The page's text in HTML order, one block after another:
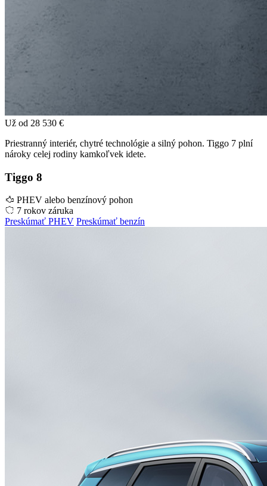
Už od 28 530 €
Priestranný interiér, chytré technológie a silný pohon. Tiggo 7 plní
nároky celej rodiny kamkoľvek idete.
Tiggo 8
PHEV alebo benzínový pohon
7 rokov záruka
Preskúmať PHEV Preskúmať benzín